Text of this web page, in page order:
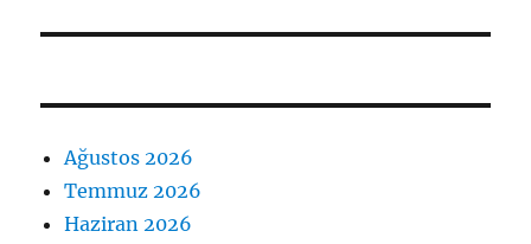
Ağustos 2026
Temmuz 2026
Haziran 2026